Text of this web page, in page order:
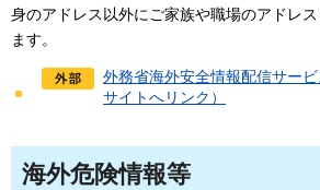
身のアドレス以外にご家族や職場のアドレ
ます。
外務省海外安全情報配信サー
サイトへリンク）
海外危険情報等